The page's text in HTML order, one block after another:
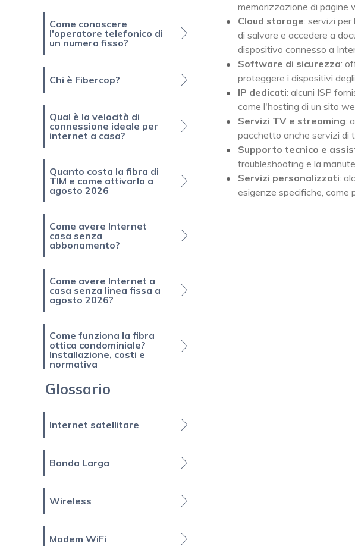
Come conoscere
l'operatore telefonico di
un numero fisso?
Chi è Fibercop?
Qual è la velocità di
connessione ideale per
internet a casa?
Quanto costa la fibra di
TIM e come attivarla a
agosto 2026
Come avere Internet
casa senza
abbonamento?
Come avere Internet a
casa senza linea fissa a
agosto 2026?
Come funziona la fibra
ottica condominiale?
Installazione, costi e
normativa
Glossario
Internet satellitare
Banda Larga
Wireless
Modem WiFi
memorizzazione di pagine
Cloud storage: servizi
di salvare e accedere a
dispositivo connesso a
Software di sicurezza:
proteggere i dispositivi
IP dedicati: alcuni ISP
come l'hosting di un sito
Servizi TV e streaming:
pacchetto anche servizi di
Supporto tecnico e
troubleshooting e la
Servizi personalizzati:
esigenze specifiche, come